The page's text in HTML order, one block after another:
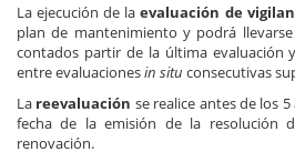
La ejecución de laevaluación de
plan de mantenimiento y podrá
contados partir de la última evaluación
entre evaluacionesin situ consecutivas
La reevaluación se realice antes de los
fecha de la emisión de la resolución
renovación.